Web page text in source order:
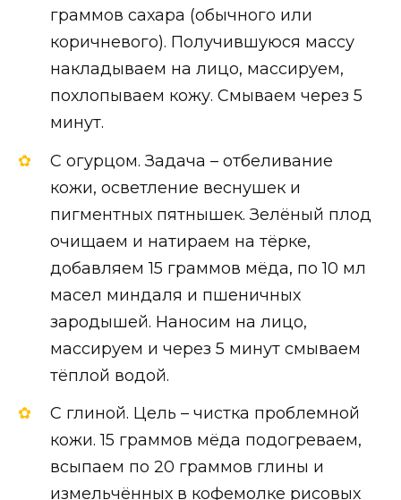
граммов сахара (обычного или
коричневого). Получившуюся массу
накладываем на лицо, массируем,
похлопываем кожу. Смываем через 5
минут.
С огурцом. Задача – отбеливание
кожи, осветление веснушек и
пигментных пятнышек. Зелёный плод
очищаем и натираем на тёрке,
добавляем 15 граммов мёда, по 10 мл
масел миндаля и пшеничных
зародышей. Наносим на лицо,
массируем и через 5 минут смываем
тёплой водой.
С глиной. Цель – чистка проблемной
кожи. 15 граммов мёда подогреваем,
всыпаем по 20 граммов глины и
измельчённых в кофемолке рисовых